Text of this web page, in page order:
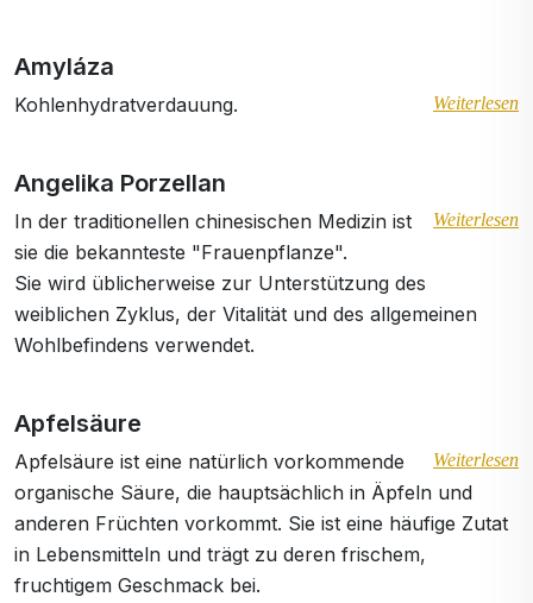
Amyláza
Weiterlesen
Kohlenhydratverdauung.
Angelika Porzellan
Weiterlesen
In der traditionellen chinesischen Medizin ist
sie die bekannteste "Frauenpflanze".
Sie wird üblicherweise zur Unterstützung des
weiblichen Zyklus, der Vitalität und des allgemeinen
Wohlbefindens verwendet.
Apfelsäure
Weiterlesen
Apfelsäure ist eine natürlich vorkommende
organische Säure, die hauptsächlich in Äpfeln und
anderen Früchten vorkommt. Sie ist eine häufige Zutat
in Lebensmitteln und trägt zu deren frischem,
fruchtigem Geschmack bei.